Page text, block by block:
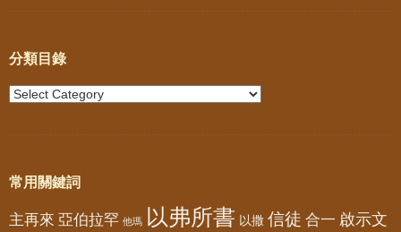
分類目錄
常用關鍵詞
主再來 亞伯拉罕 他瑪 以弗所書 以撒 信徒 合一 啟示文